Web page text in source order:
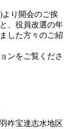
より開会のご挨
、役員改選の年
した方々のご紹
ンをご覧くださ
羽咋宝達志水地区